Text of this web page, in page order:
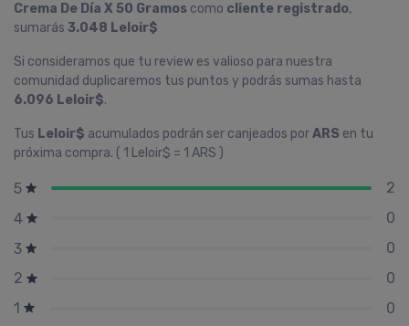
Crema De Dí­a X 50 Gramos como cliente registrado,
sumarás 3.048 Leloir$
Si consideramos que tu review es valioso para nuestra
comunidad duplicaremos tus puntos y podrás sumas hasta
6.096 Leloir$.
Tus Leloir$ acumulados podrán ser canjeados porARS en tu
próxima compra. ( 1 Leloir$ = 1 ARS )
5
2
4
0
3
0
2
0
1
0